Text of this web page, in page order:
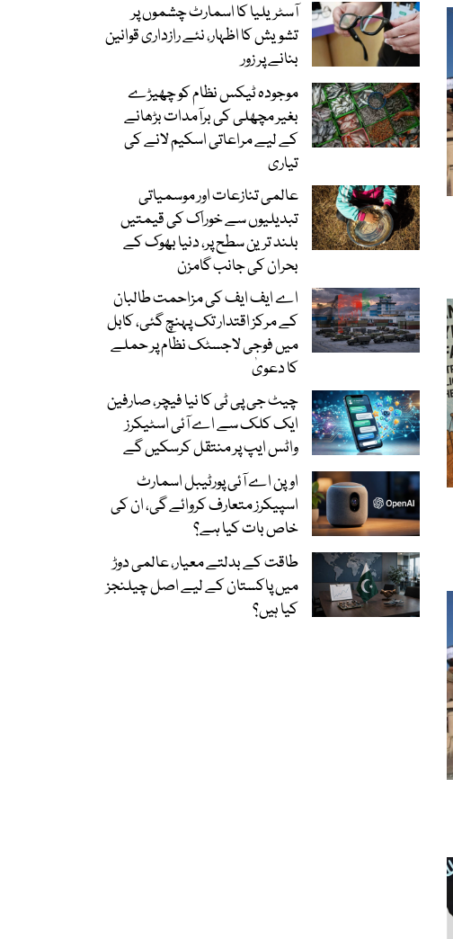
آسٹریلیا کا اسمارٹ چشموں پر
تشویش کا اظہار، نئے رازداری قوانین
بنانے پر زور
موجودہ ٹیکس نظام کو چھیڑے
بغیر مچھلی کی برآمدات بڑھانے
کے لیے مراعاتی اسکیم لانے کی
تیاری
عالمی تنازعات اور موسمیاتی
تبدیلیوں سے خوراک کی قیمتیں
بلند ترین سطح پر، دنیا بھوک کے
بحران کی جانب گامزن
اے ایف ایف کی مزاحمت طالبان
کے مرکز اقتدار تک پہنچ گئی، کابل
میں فوجی لاجسٹک نظام پر حملے
کا دعویٰ
چیٹ جی پی ٹی کا نیا فیچر، صارفین
ایک کلک سے اے آئی اسٹیکرز
واٹس ایپ پر منتقل کرسکیں گے
اوپن اے آئی پورٹیبل اسمارٹ
اسپیکرز متعارف کروائے گی، ان کی
خاص بات کیا ہے؟
طاقت کے بدلتے معیار، عالمی دوڑ
میں پاکستان کے لیے اصل چیلنجز
کیا ہیں؟